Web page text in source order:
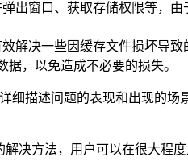
出窗口、获取存储权限等，
解决一些因缓存文件损坏导
，以免造成不必要的损失。
细描述问题的表现和出现的
决方法，用户可以在很大程